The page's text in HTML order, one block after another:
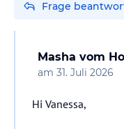
Frage
Masha vom
am 31. Juli 2026
Hi Vanessa,